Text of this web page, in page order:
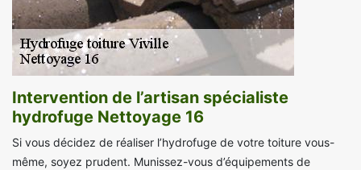
Intervention de l’artisan spécialiste
hydrofuge Nettoyage 16
Si vous décidez de réaliser l’hydrofuge de votre toiture vous-
même, soyez prudent. Munissez-vous d’équipements de